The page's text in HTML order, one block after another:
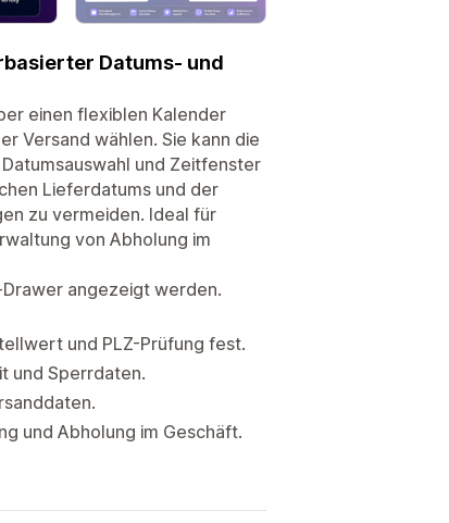
Datums- und
einen flexiblen Kalender
Versand wählen. Sie kann die
und Zeitfenster
Lieferdatums und der
zu vermeiden. Ideal für
von Abholung im
angezeigt werden.
und PLZ-Prüfung fest.
und Sperrdaten.
und Abholung im Geschäft.